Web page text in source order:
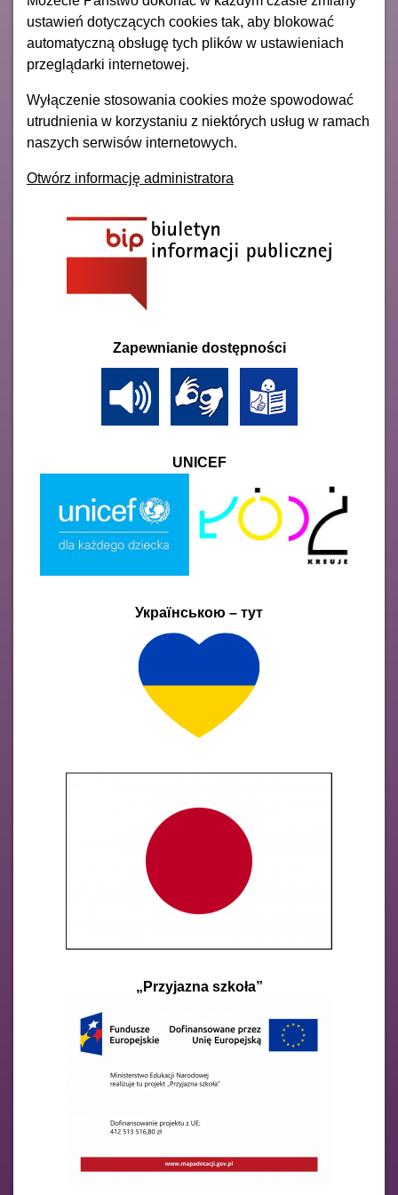
Zapewnianie dostępności
UNICEF
Українською – тут
„Przyjazna szkoła”
ustawień dotyczących cookies tak, aby blokować
automatyczną obsługę tych plików w ustawieniach
przeglądarki internetowej.
Wyłączenie stosowania cookies może spowodować
utrudnienia w korzystaniu z niektórych usług w ramach
naszych serwisów internetowych.
Otwórz informację administratora